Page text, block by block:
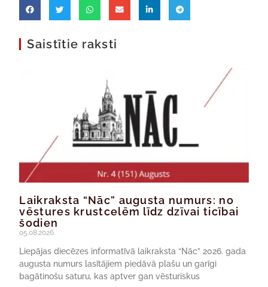
Saistītie raksti
Laikraksta “Nāc” augusta numurs: no
vēstures krustcelēm līdz dzīvai ticībai
šodien
05.08.2026.
Liepājas diecēzes informatīvā laikraksta “Nāc” 2026. gada
augusta numurs lasītājiem piedāvā plašu un garīgi
bagātinošu saturu, kas aptver gan vēsturiskus